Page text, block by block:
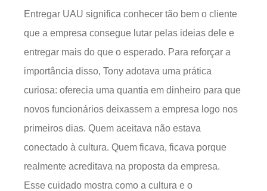
Entregar UAU significa conhecer tão bem o cliente
que a empresa consegue lutar pelas ideias dele e
entregar mais do que o esperado. Para reforçar a
importância disso, Tony adotava uma prática
curiosa: oferecia uma quantia em dinheiro para que
novos funcionários deixassem a empresa logo nos
primeiros dias. Quem aceitava não estava
conectado à cultura. Quem ficava, ficava porque
realmente acreditava na proposta da empresa.
Esse cuidado mostra como a cultura e o